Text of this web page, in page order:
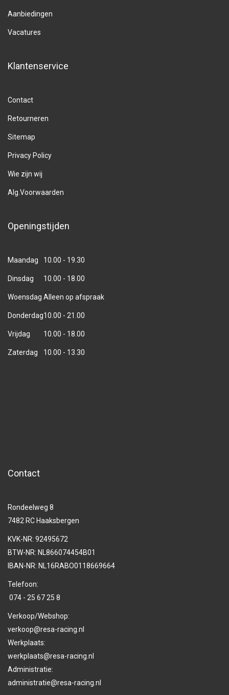
Aanbiedingen
Vacatures
Klantenservice
Contact
Retourneren
Sitemap
Privacy Policy
Wie zijn wij
Alg.Voorwaarden
Openingstijden
Maandag 10.00 - 19.30
Dinsdag 10.00 - 18.00
Woensdag Alleen op afspraak
Donderdag10.00 - 21.00
Vrijdag 10.00 - 18.00
Zaterdag 10.00 - 13.30
Contact
Rondeelweg 8
7482 RC Haaksbergen
KVK-NR: 92495672
BTW-NR: NL866074454B01
IBAN-NR: NL16RABO0118669664
Telefoon:
074 - 25 67 25 8
Verkoop/Webshop:
verkoop@resa-racing.nl
Werkplaats:
werkplaats@resa-racing.nl
Administratie:
administratie@resa-racing.nl